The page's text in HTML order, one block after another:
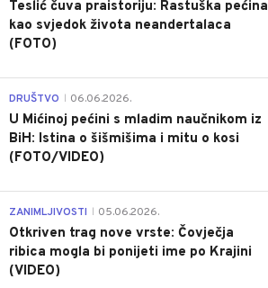
Teslić čuva praistoriju: Rastuška pećina
kao svjedok života neandertalaca
(FOTO)
DRUŠTVO 06.06.2026.
U Mićinoj pećini s mladim naučnikom iz
BiH: Istina o šišmišima i mitu o kosi
(FOTO/VIDEO)
ZANIMLJIVOSTI 05.06.2026.
Otkriven trag nove vrste: Čovječja
ribica mogla bi ponijeti ime po Krajini
(VIDEO)